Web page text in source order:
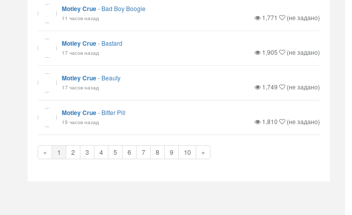
Motley Crue- Bad Boy Boogie
11 часов назад 1,771 (не задано)
Motley Crue- Bastard
17 часов назад 1,905 (не задано)
Motley Crue- Beauty
17 часов назад 1,749 (не задано)
Motley Crue- Bitter Pill
15 часов назад 1,810 (не задано)
« 1 2 3 4 5 6 7 8 9 10 »